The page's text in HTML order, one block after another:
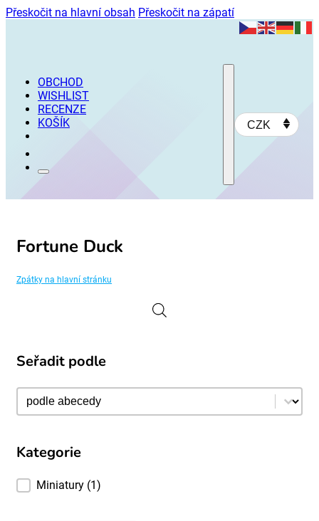
Přeskočit na hlavní obsah Přeskočit na zápatí
OBCHOD
WISHLIST
RECENZE
KOŠÍK
CZK
Fortune Duck
Zpátky na hlavní stránku
Seřadit podle
Seřadit podle
Seřadit podle
Kategorie
Kategorie
Miniatury (1)